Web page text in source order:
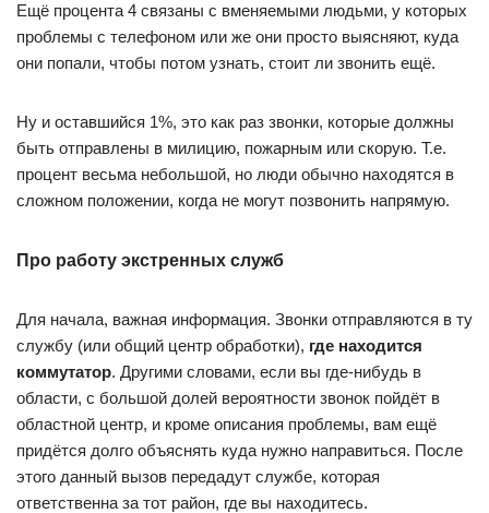
Ещё процента 4 связаны с вменяемыми людьми, у которых
проблемы с телефоном или же они просто выясняют, куда
они попали, чтобы потом узнать, стоит ли звонить ещё.
Ну и оставшийся 1%, это как раз звонки, которые должны
быть отправлены в милицию, пожарным или скорую. Т.е.
процент весьма небольшой, но люди обычно находятся в
сложном положении, когда не могут позвонить напрямую.
Про работу экстренных служб
Для начала, важная информация. Звонки отправляются в ту
службу (или общий центр обработки), где находится
коммутатор. Другими словами, если вы где-нибудь в
области, с большой долей вероятности звонок пойдёт в
областной центр, и кроме описания проблемы, вам ещё
придётся долго объяснять куда нужно направиться. После
этого данный вызов передадут службе, которая
ответственна за тот район, где вы находитесь.